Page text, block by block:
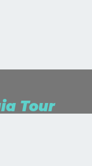
Tour